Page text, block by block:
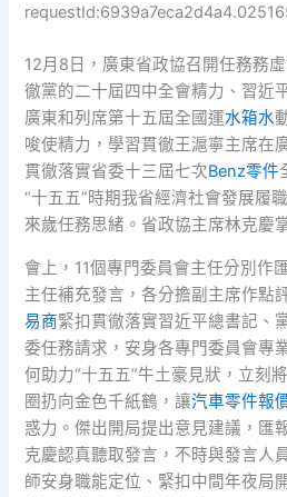
12月8日，廣東省政協召開任務務
徹黨的二十屆四中全會精力、習近
廣東和列席第十五屆全國運水箱水
唆使精力，學習貫徹王滬寧主席在
貫徹落實省委十三屆七次Benz零件
“十五五”時期我省經濟社會發展履
來歲任務思緒。省政協主席林克慶
會上，11個專門委員會主任分別作
主任補充發言，各分擔副主席作點
易商緊扣貫徹落實習近平總書記、
委任務請求，安身各專門委員會專
何助力“十五五”牛土豪見狀，立刻
圈扔向金色千紙鶴，讓汽車零件報
惑力。傑出開局提出意見建議，匯
克慶認真聽取發言，不時與發言人
師安身職能定位、緊扣中間年夜局